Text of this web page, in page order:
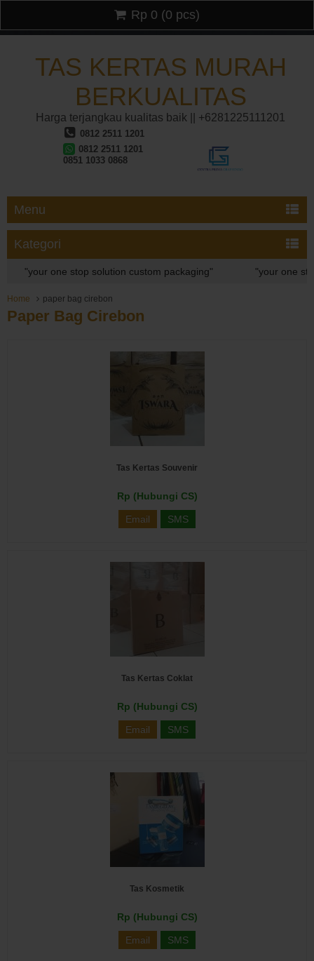
TAS KERTAS MURAH
BERKUALITAS
Harga terjangkau kualitas baik || +6281225111201
0812 2511 1201
0812 2511 1201
0851 1033 0868
Menu
Kategori
Rp 0 (0 pcs)
"your one stop solution custom packaging" "your one
"your one stop solution custom packaging"
Home paper bag cirebon
Paper Bag Cirebon
Tas Kertas Souvenir
Rp (Hubungi CS)
Email SMS
Tas Kertas Coklat
Rp (Hubungi CS)
Email SMS
Tas Kosmetik
Rp (Hubungi CS)
Email SMS